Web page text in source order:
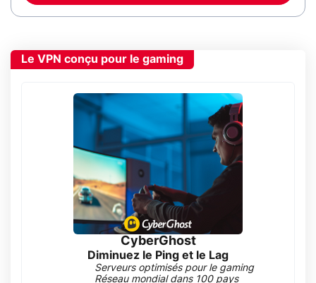
Le VPN conçu pour le gaming
CyberGhost
Diminuez le Ping et le Lag
Serveurs optimisés pour le gaming
Réseau mondial dans 100 pays